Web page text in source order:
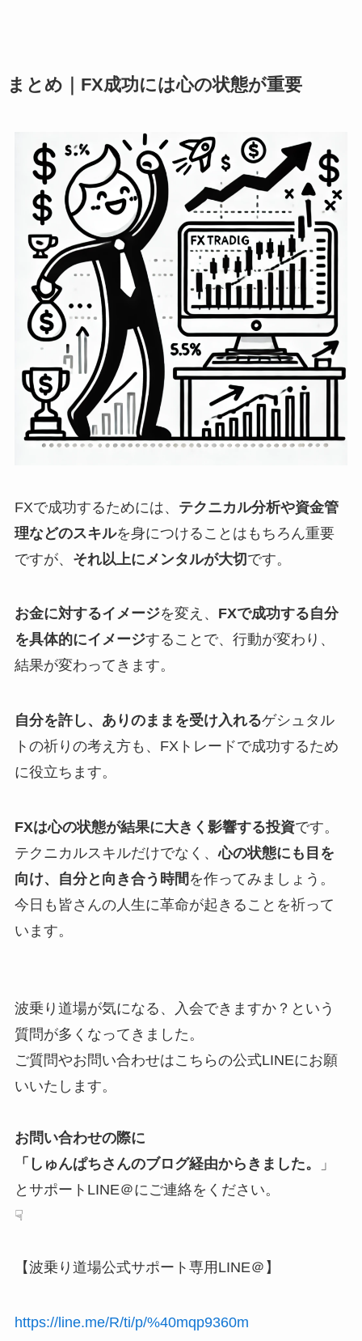
まとめ｜FX成功には心の状態が重要
FXで成功するためには、 テクニカル分析や資金管
理などのスキルを身につけることはもちろん重要
ですが、 それ以上にメンタルが大切です。
お金に対するイメージを変え、 FXで成功する自分
を具体的にイメージすることで、行動が変わり、
結果が変わってきます。
自分を許し、ありのままを受け入れるゲシュタル
トの祈りの考え方も、FXトレードで成功するため
に役立ちます。
FXは心の状態が結果に大きく影響する投資です。
テクニカルスキルだけでなく、心の状態にも目を
向け、自分と向き合う時間 を作ってみましょう。
今日も皆さんの人生に革命が起きることを祈って
います。
波乗り道場が気になる、入会できますか？という
質問が多くなってきました。
ご質問やお問い合わせはこちらの公式LINEにお願
いいたします。
お問い合わせの際に
「しゅんぱちさんのブログ経由からきました。
」
とサポートLINE＠にご連絡をください。
☟
【波乗り道場公式サポート専用LINE＠】
https://line.me/R/ti/p/%40mqp9360m